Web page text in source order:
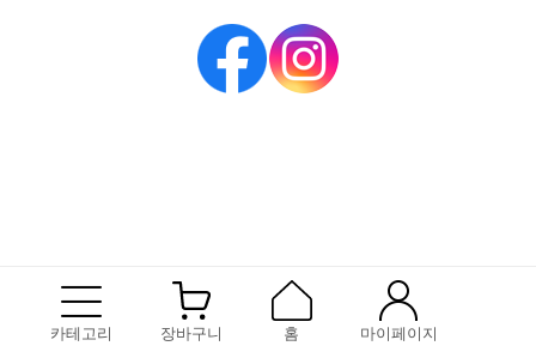
카테고리 장바구니 홈 마이페이지